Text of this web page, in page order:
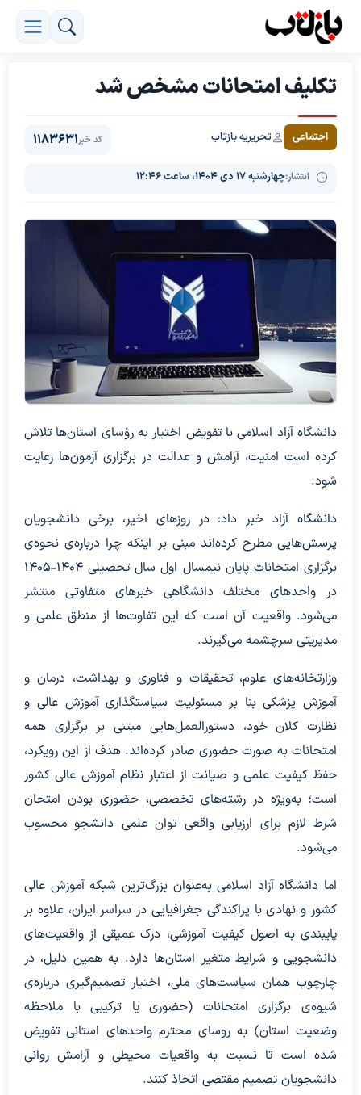
تکلیف امتحانات مشخص شد
اجتماعی تحریریه بازتاب
انتشار:چهارشنبه ۱۷ دی ۱۴۰۴، ساعت ۱۲:۴۶
کد خبر1183631
دانشگاه آزاد اسلامی با تفویض اختیار به رؤسای استان‌ها تلاش
کرده است امنیت، آرامش و عدالت در برگزاری آزمون‌ها رعایت
شود.
دانشگاه آزاد خبر داد: در روزهای اخیر، برخی دانشجویان
پرسش‌هایی مطرح کرده‌اند مبنی بر اینکه چرا درباره‌ی نحوه‌ی
برگزاری امتحانات پایان نیمسال اول سال تحصیلی ۱۴۰۴-۱۴۰۵
در واحدهای مختلف دانشگاهی خبرهای متفاوتی منتشر
می‌شود. واقعیت آن است که این تفاوت‌ها از منطق علمی و
مدیریتی سرچشمه می‌گیرند.
وزارتخانه‌های علوم، تحقیقات و فناوری و بهداشت، درمان و
آموزش پزشکی بنا بر مسئولیت سیاستگذاری آموزش عالی و
نظارت کلان خود، دستورالعمل‌هایی مبتنی بر برگزاری همه
امتحانات به صورت حضوری صادر کرده‌اند. هدف از این رویکرد،
حفظ کیفیت علمی و صیانت از اعتبار نظام آموزش عالی کشور
است؛ به‌ویژه در رشته‌های تخصصی، حضوری بودن امتحان
شرط لازم برای ارزیابی واقعی توان علمی دانشجو محسوب
می‌شود.
اما دانشگاه آزاد اسلامی به‌عنوان بزرگ‌ترین شبکه آموزش عالی
کشور و نهادی با پراکندگی جغرافیایی در سراسر ایران، علاوه بر
پایبندی به اصول کیفیت آموزشی، درک عمیقی از واقعیت‌های
دانشجویی و شرایط متغیر استان‌ها دارد. به همین دلیل، در
چارچوب همان سیاست‌های ملی، اختیار تصمیم‌گیری درباره‌ی
شیوه‌ی برگزاری امتحانات (حضوری یا ترکیبی با ملاحظه
وضعیت استان) به روسای محترم واحدهای استانی تفویض
شده است تا نسبت به واقعیات محیطی و آرامش روانی
دانشجویان تصمیم مقتضی اتخاذ کنند.